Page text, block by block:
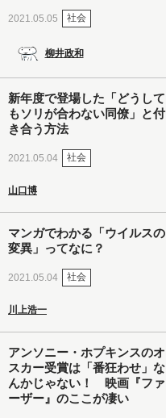
2021.05.05 社会
柳井政和
新年度で登場した「どうして
もソリが合わない同僚」と付
き合う方法
2021.05.04 社会
山口博
マンガでわかる「ウイルスの
変異」ってなに？
2021.05.04 社会
川上浩一
アンソニー・ホプキンスのオ
スカー受賞は「番狂わせ」な
んかじゃない！ 映画『ファ
ーザー』のここが凄い